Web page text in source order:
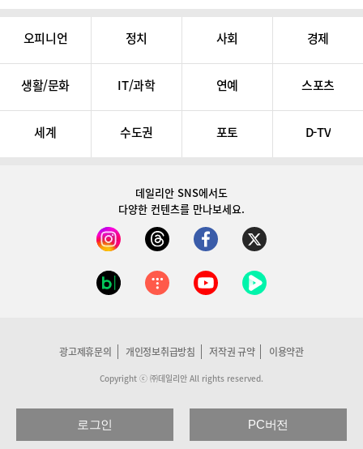
오피니언 정치 사회 경제
생활/문화 IT/과학 연예 스포츠
세계 수도권 포토 D-TV
데일리안 SNS에서도
다양한 컨텐츠를 만나보세요.
광고제휴문의 개인정보취급방침 저작권 규약 이용약관
Copyright ⓒ ㈜데일리안 All rights reserved.
로그인 PC버전